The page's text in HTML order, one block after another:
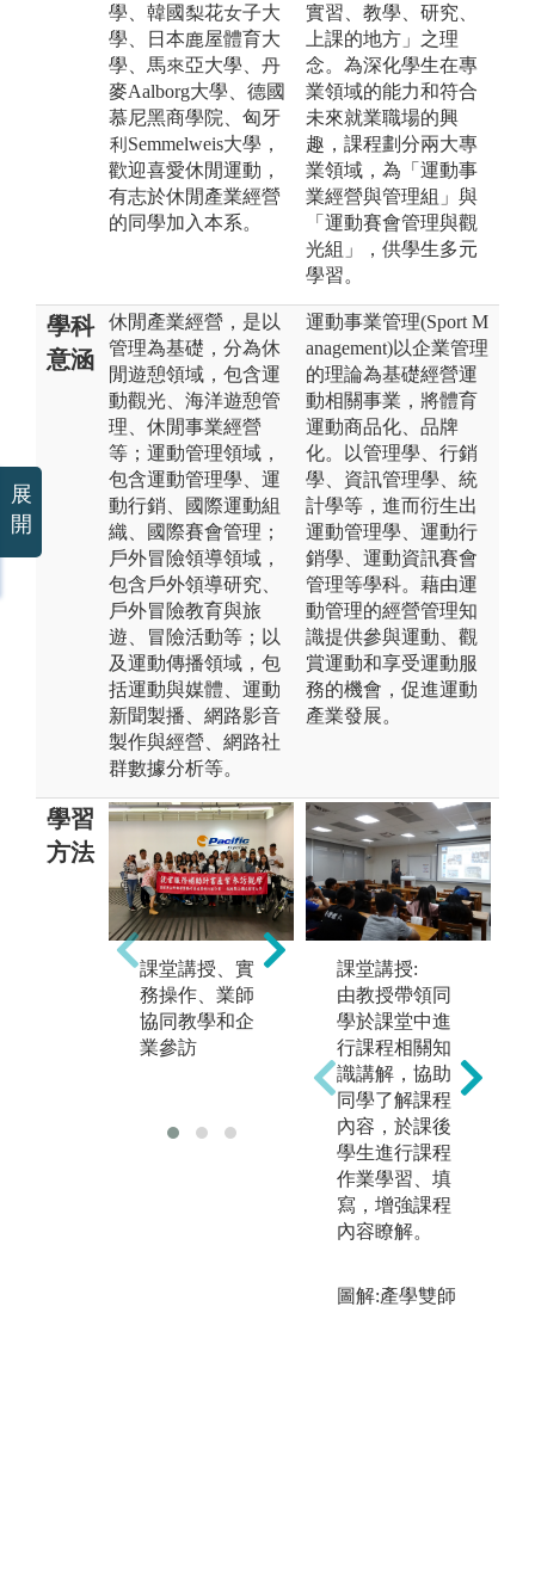
學、韓國梨花女子大
學、日本鹿屋體育大
學、馬來亞大學、丹
麥Aalborg大學、德國
慕尼黑商學院、匈牙
利Semmelweis大學，
歡迎喜愛休閒運動，
有志於休閒產業經營
的同學加入本系。
實習、教學、研究、
上課的地方」之理
念。為深化學生在專
業領域的能力和符合
未來就業職場的興
趣，課程劃分兩大專
業領域，為「運動事
業經營與管理組」與
「運動賽會管理與觀
光組」，供學生多元
學習。
學科
意涵
休閒產業經營，是以
管理為基礎，分為休
閒遊憩領域，包含運
動觀光、海洋遊憩管
理、休閒事業經營
等；運動管理領域，
包含運動管理學、運
動行銷、國際運動組
織、國際賽會管理；
戶外冒險領導領域，
包含戶外領導研究、
戶外冒險教育與旅
遊、冒險活動等；以
及運動傳播領域，包
括運動與媒體、運動
新聞製播、網路影音
製作與經營、網路社
群數據分析等。
運動事業管理(Sport M
anagement)以企業管理
的理論為基礎經營運
動相關事業，將體育
運動商品化、品牌
化。以管理學、行銷
學、資訊管理學、統
計學等，進而衍生出
運動管理學、運動行
銷學、運動資訊賽會
管理等學科。藉由運
動管理的經營管理知
識提供參與運動、觀
賞運動和享受運動服
務的機會，促進運動
產業發展。
學習
方法
課堂講授、實
務操作、業師
協同教學和企
業參訪
未上傳圖片
教師課堂講授
課堂講授:
由教授帶領同
學於課堂中進
行課程相關知
識講解，協助
同學了解課程
內容，於課後
學生進行課程
作業學習、填
寫，增強課程
內容瞭解。
圖解:產學雙師
展
開